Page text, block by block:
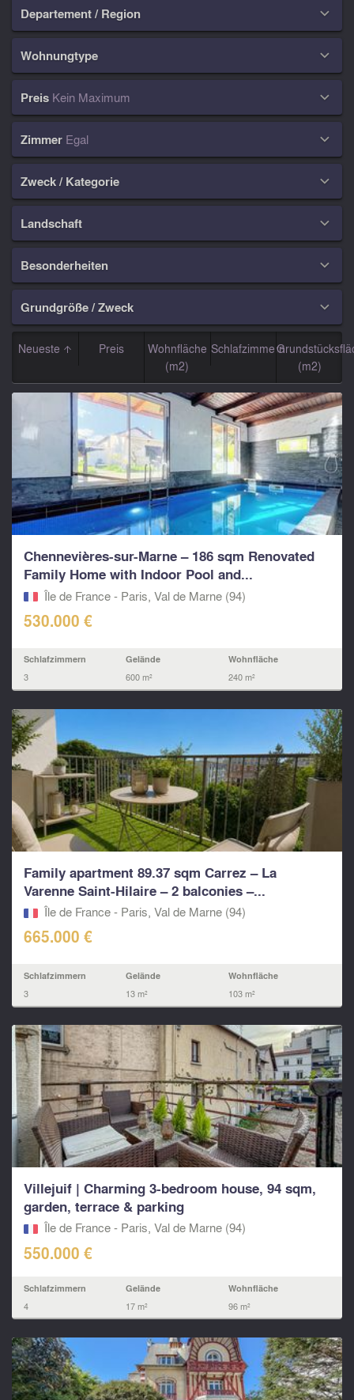
Departement / Region 
Wohnungtype 
Preis Kein Maximum 
Zimmer Egal 
Zweck / Kategorie 
Landschaft 
Besonderheiten 
Grundgröße / Zweck 
Neueste Preis
Wohnfläche
(m2)
Schlafzimmern
(m2)
Chennevières-sur-Marne – 186 sqm Renovated
Family Home with Indoor Pool and...
Île de France - Paris, Val de Marne (94)
530.000 €
Schlafzimmern
3
Gelände
600 m²
Wohnfläche
240 m²
Family apartment 89.37 sqm Carrez – La
Varenne Saint-Hilaire – 2 balconies –...
Île de France - Paris, Val de Marne (94)
665.000 €
Schlafzimmern
3
Gelände
13 m²
Wohnfläche
103 m²
Villejuif | Charming 3-bedroom house, 94 sqm,
garden, terrace & parking
Île de France - Paris, Val de Marne (94)
550.000 €
Schlafzimmern
4
Gelände
17 m²
Wohnfläche
96 m²